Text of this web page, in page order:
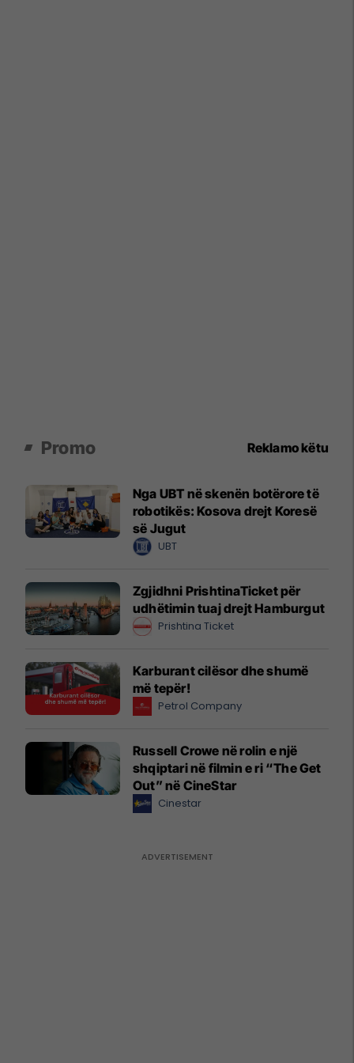
Promo Reklamo këtu
Nga UBT në skenën botërore të
robotikës: Kosova drejt Koresë
së Jugut
UBT
Zgjidhni PrishtinaTicket për
udhëtimin tuaj drejt Hamburgut
Prishtina Ticket
Karburant cilësor dhe shumë
më tepër!
Petrol Company
Russell Crowe në rolin e një
shqiptari në filmin e ri “The Get
Out” në CineStar
Cinestar